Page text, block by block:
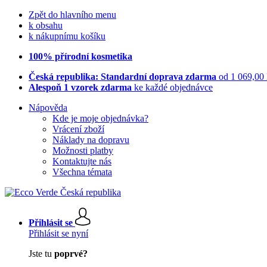
Zpět do hlavního menu
k obsahu
k nákupnímu košíku
100% přírodní kosmetika
Česká republika: Standardní doprava zdarma od 1 069,00
Alespoň 1 vzorek zdarma ke každé objednávce
Nápověda
Kde je moje objednávka?
Vrácení zboží
Náklady na dopravu
Možnosti platby
Kontaktujte nás
Všechna témata
Přihlásit se
Přihlásit se nyní
Jste tu poprvé?